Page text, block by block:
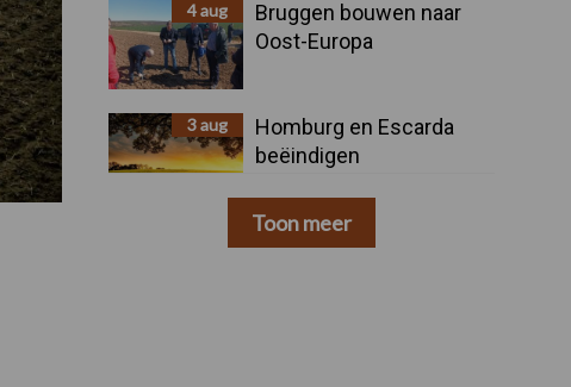
4 aug
Bruggen bouwen naar
Oost-Europa
3 aug
Homburg en Escarda
beëindigen
Toon meer